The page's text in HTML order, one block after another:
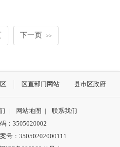
下一页 >>
区直部门网站 县市区政府
| 网站地图 |
联系我们
：3505020002
号：35050202000111